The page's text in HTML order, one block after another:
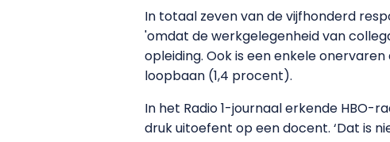
In totaal zeven van de vijfhonderd
'omdat de werkgelegenheid van
opleiding. Ook is een enkele
loopbaan (1,4 procent).
In het Radio 1-journaal erkende
druk uitoefent op een docent. ‘Dat is